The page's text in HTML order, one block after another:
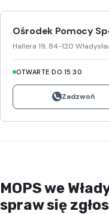
Ośrodek Pomocy
Hallera 19, 84-120
OTWARTE DO 15:30
Zadzwoń
MOPS we
spraw się